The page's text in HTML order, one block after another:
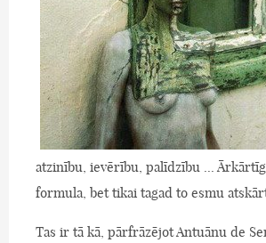
atzinību, ievērību, palīdzību ...
formula, bet tikai tagad to esmu
Tas ir tā kā, pārfrāzējot Antuānu de